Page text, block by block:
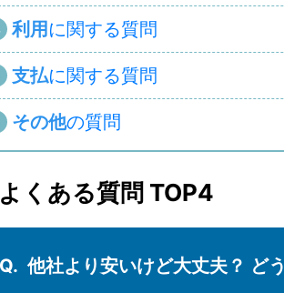
利用 に関する質問
支払に関する質問
その他の質問
よくある質問 TOP4
他社より安いけど大丈夫？ ど